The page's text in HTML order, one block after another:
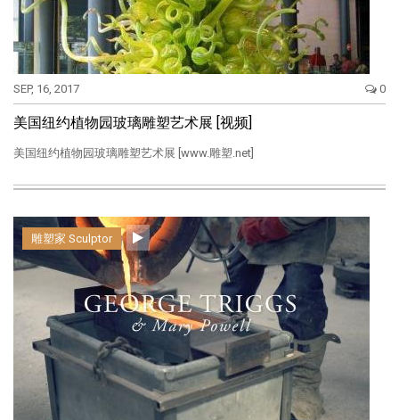
SEP, 16, 2017 0
美国纽约植物园玻璃雕塑艺术展 [视频]
美国纽约植物园玻璃雕塑艺术展 [www.雕塑.net]
雕塑家 Sculptor